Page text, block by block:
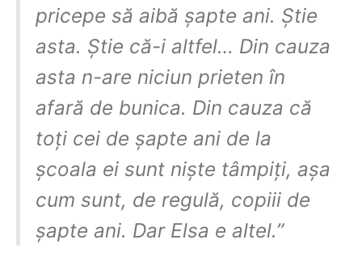
pricepe să aibă șapte ani. Știe
asta. Știe că-i altfel… Din cauza
asta n-are niciun prieten în
afară de bunica. Din cauza că
toți cei de șapte ani de la
școala ei sunt niște tâmpiți, așa
cum sunt, de regulă, copiii de
șapte ani. Dar Elsa e altel.”